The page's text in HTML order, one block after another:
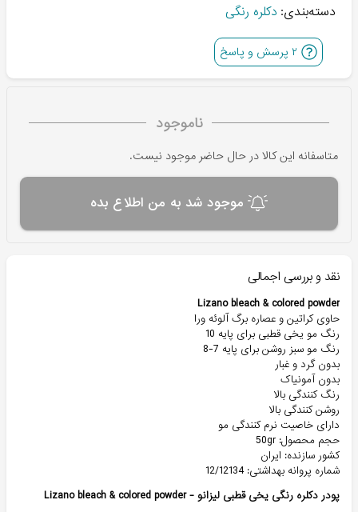
دسته‌بندی: دکلره رنگی
۲ پرسش و پاسخ
ناموجود
متاسفانه این کالا در حال حاضر موجود نیست.
موجود شد به من اطلاع بده
نقد و بررسی اجمالی
Lizano bleach & colored powder
حاوی کراتین و عصاره برگ آلوئه ورا
رنگ مو یخی قطبی برای پایه 10
رنگ مو سبز روشن برای پایه 7-8
بدون گرد و غبار
بدون آمونیاک
رنگ کنندگی بالا
روشن کنندگی بالا
دارای خاصیت نرم کنندگی مو
حجم محصول: 50gr
کشور سازنده: ایران
شماره پروانه بهداشتی: 12/12134
پودر دکلره رنگی یخی قطبی لیزانو -Lizano bleach & colored powder